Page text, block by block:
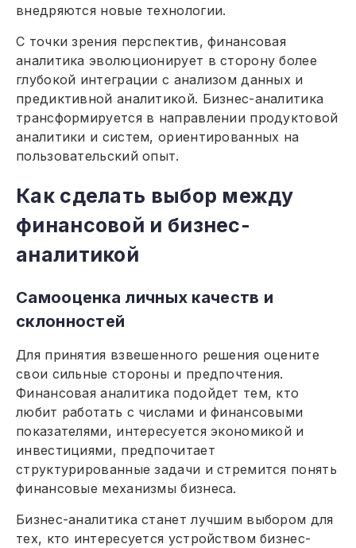
внедряются новые технологии.
С точки зрения перспектив, финансовая
аналитика эволюционирует в сторону более
глубокой интеграции с анализом данных и
предиктивной аналитикой. Бизнес-аналитика
трансформируется в направлении продуктовой
аналитики и систем, ориентированных на
пользовательский опыт.
Как сделать выбор между
финансовой и бизнес-
аналитикой
Самооценка личных качеств и
склонностей
Для принятия взвешенного решения оцените
свои сильные стороны и предпочтения.
Финансовая аналитика подойдет тем, кто
любит работать с числами и финансовыми
показателями, интересуется экономикой и
инвестициями, предпочитает
структурированные задачи и стремится понять
финансовые механизмы бизнеса.
Бизнес-аналитика станет лучшим выбором для
тех, кто интересуется устройством бизнес-